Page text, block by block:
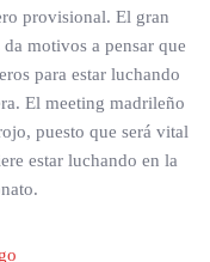
provisional. El gran
motivos a pensar que
para estar luchando
El meeting madrileño
puesto que será vital
estar luchando en la